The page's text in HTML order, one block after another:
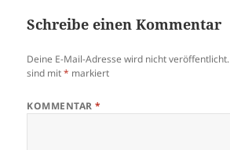
Schreibe einen Kommentar
Deine E-Mail-Adresse wird nicht veröffentlicht.
sind mit* markiert
KOMMENTAR*